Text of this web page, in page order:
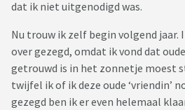
dat ik niet uitgenodigd was.
Nu trouw ik zelf begin volgend jaar.
over gezegd, omdat ik vond dat
getrouwd is in het zonnetje moest
twijfel ik of ik deze oude ‘vriendin’
gezegd ben ik er even helemaal